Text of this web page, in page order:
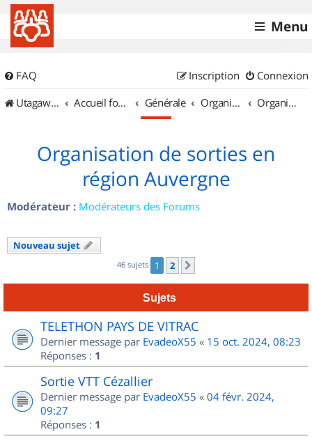
Menu
FAQ Connexion
Inscription
UtagawaVTT (Randos VTT et VTTAE avec traces GPS)
Accueil forum Générale Organisation de sorties & Recherche de partenaires Organisation de sorties en région Auvergne
Organisation de sorties en
région Auvergne
Modérateur : Modérateurs des Forums
Nouveau sujet
46 sujets 1 2
Sujets
TELETHON PAYS DE VITRAC
Dernier message par EvadeoX55 « 15 oct. 2024, 08:23
Réponses : 1
Sortie VTT Cézallier
Dernier message par EvadeoX55 « 04 févr. 2024,
09:27
Réponses : 1